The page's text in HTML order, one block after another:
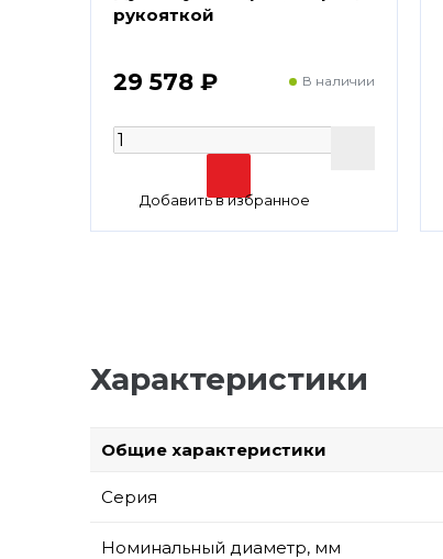
рукояткой
29 578 ₽ В наличии
Характеристики
Общие характеристики
Серия
Номинальный диаметр, мм